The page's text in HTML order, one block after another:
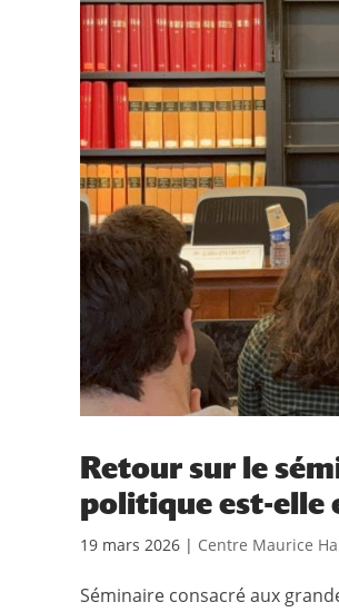
Retour sur le
politique est-elle
19 mars 2026 | Centre Maurice
Séminaire consacré aux